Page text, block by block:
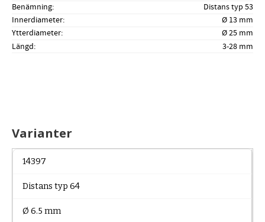
Benämning
Distans typ 53
Innerdiameter
Ø 13 mm
Ytterdiameter
Ø 25 mm
Längd
3-28 mm
Varianter
14397
Distans typ 64
Ø 6.5 mm